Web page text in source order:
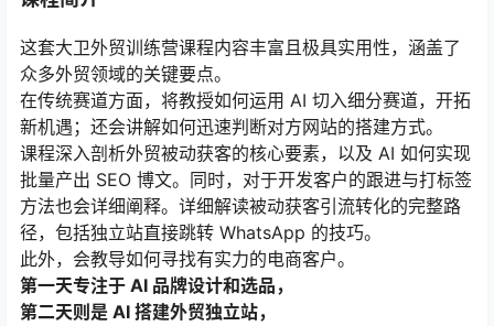
这套大卫外贸训练营课程内容丰富且极具实用性，涵盖了
众多外贸领域的关键要点。
在传统赛道方面，将教授如何运用 AI 切入细分赛道，开拓
新机遇；还会讲解如何迅速判断对方网站的搭建方式。
课程深入剖析外贸被动获客的核心要素，以及 AI 如何实现
批量产出 SEO 博文。同时，对于开发客户的跟进与打标签
方法也会详细阐释。详细解读被动获客引流转化的完整路
径，包括独立站直接跳转 WhatsApp 的技巧。
此外，会教导如何寻找有实力的电商客户。
第一天专注于 AI 品牌设计和选品，
第二天则是 AI 搭建外贸独立站，